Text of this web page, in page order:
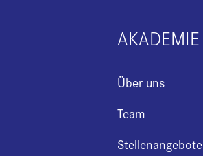
AKADEMIE
Über uns
Team
Stellenangebote